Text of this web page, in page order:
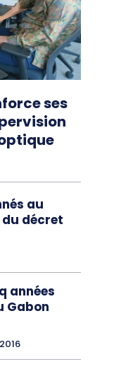
ses
au
du décret
années
Gabon